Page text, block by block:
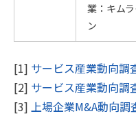
業：キムラ
ン
[1] サービス産業動向
[2] サービス産業動向
[3] 上場企業M&A動向